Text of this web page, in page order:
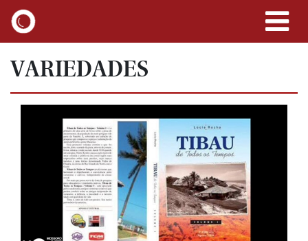
VARIEDADES